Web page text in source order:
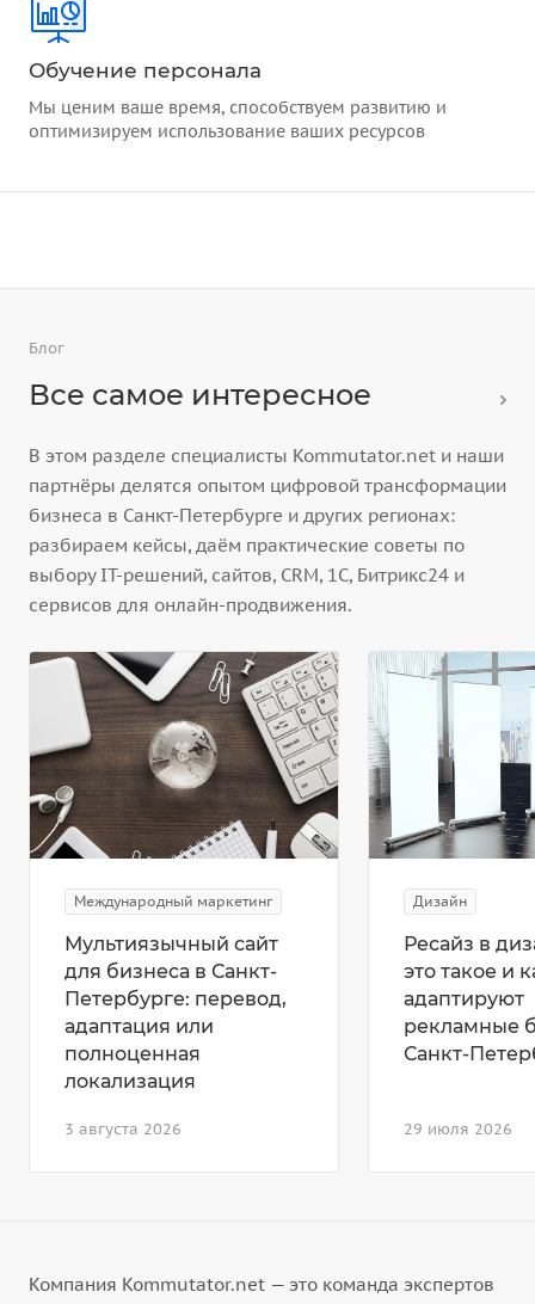
Обучение персонала
Мы ценим ваше время, способствуем развитию и
оптимизируем использование ваших ресурсов
Блог
Все самое интересное
В этом разделе специалисты Kommutator.net и наши
партнёры делятся опытом цифровой трансформации
бизнеса в Санкт-Петербурге и других регионах:
разбираем кейсы, даём практические советы по
выбору IT-решений, сайтов, CRM, 1С, Битрикс24 и
сервисов для онлайн-продвижения.
Международный маркетинг
3 августа 2026
Мультиязычный сайт
для бизнеса в Санкт-
Петербурге: перевод,
адаптация или
полноценная
локализация
Дизайн
29 июля 2026
Ресайз в
это такое и
адаптируют
рекламные
Санкт-
Компания Kommutator.net — это команда экспертов